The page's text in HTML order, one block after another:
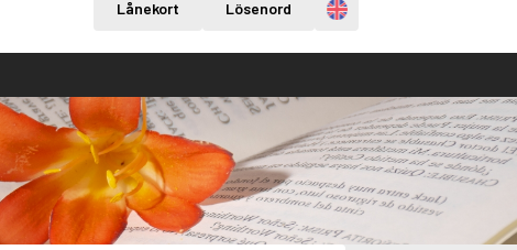
Lånekort Lösenord Engelska